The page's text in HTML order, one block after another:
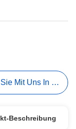
Mit Uns In
Beschreibung